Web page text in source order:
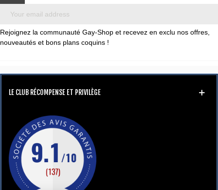
Rejoignez la communauté Gay-Shop et recevez en exclu nos offres,
nouveautés et bons plans coquins !
LE CLUB RÉCOMPENSE ET PRIVILÈGE